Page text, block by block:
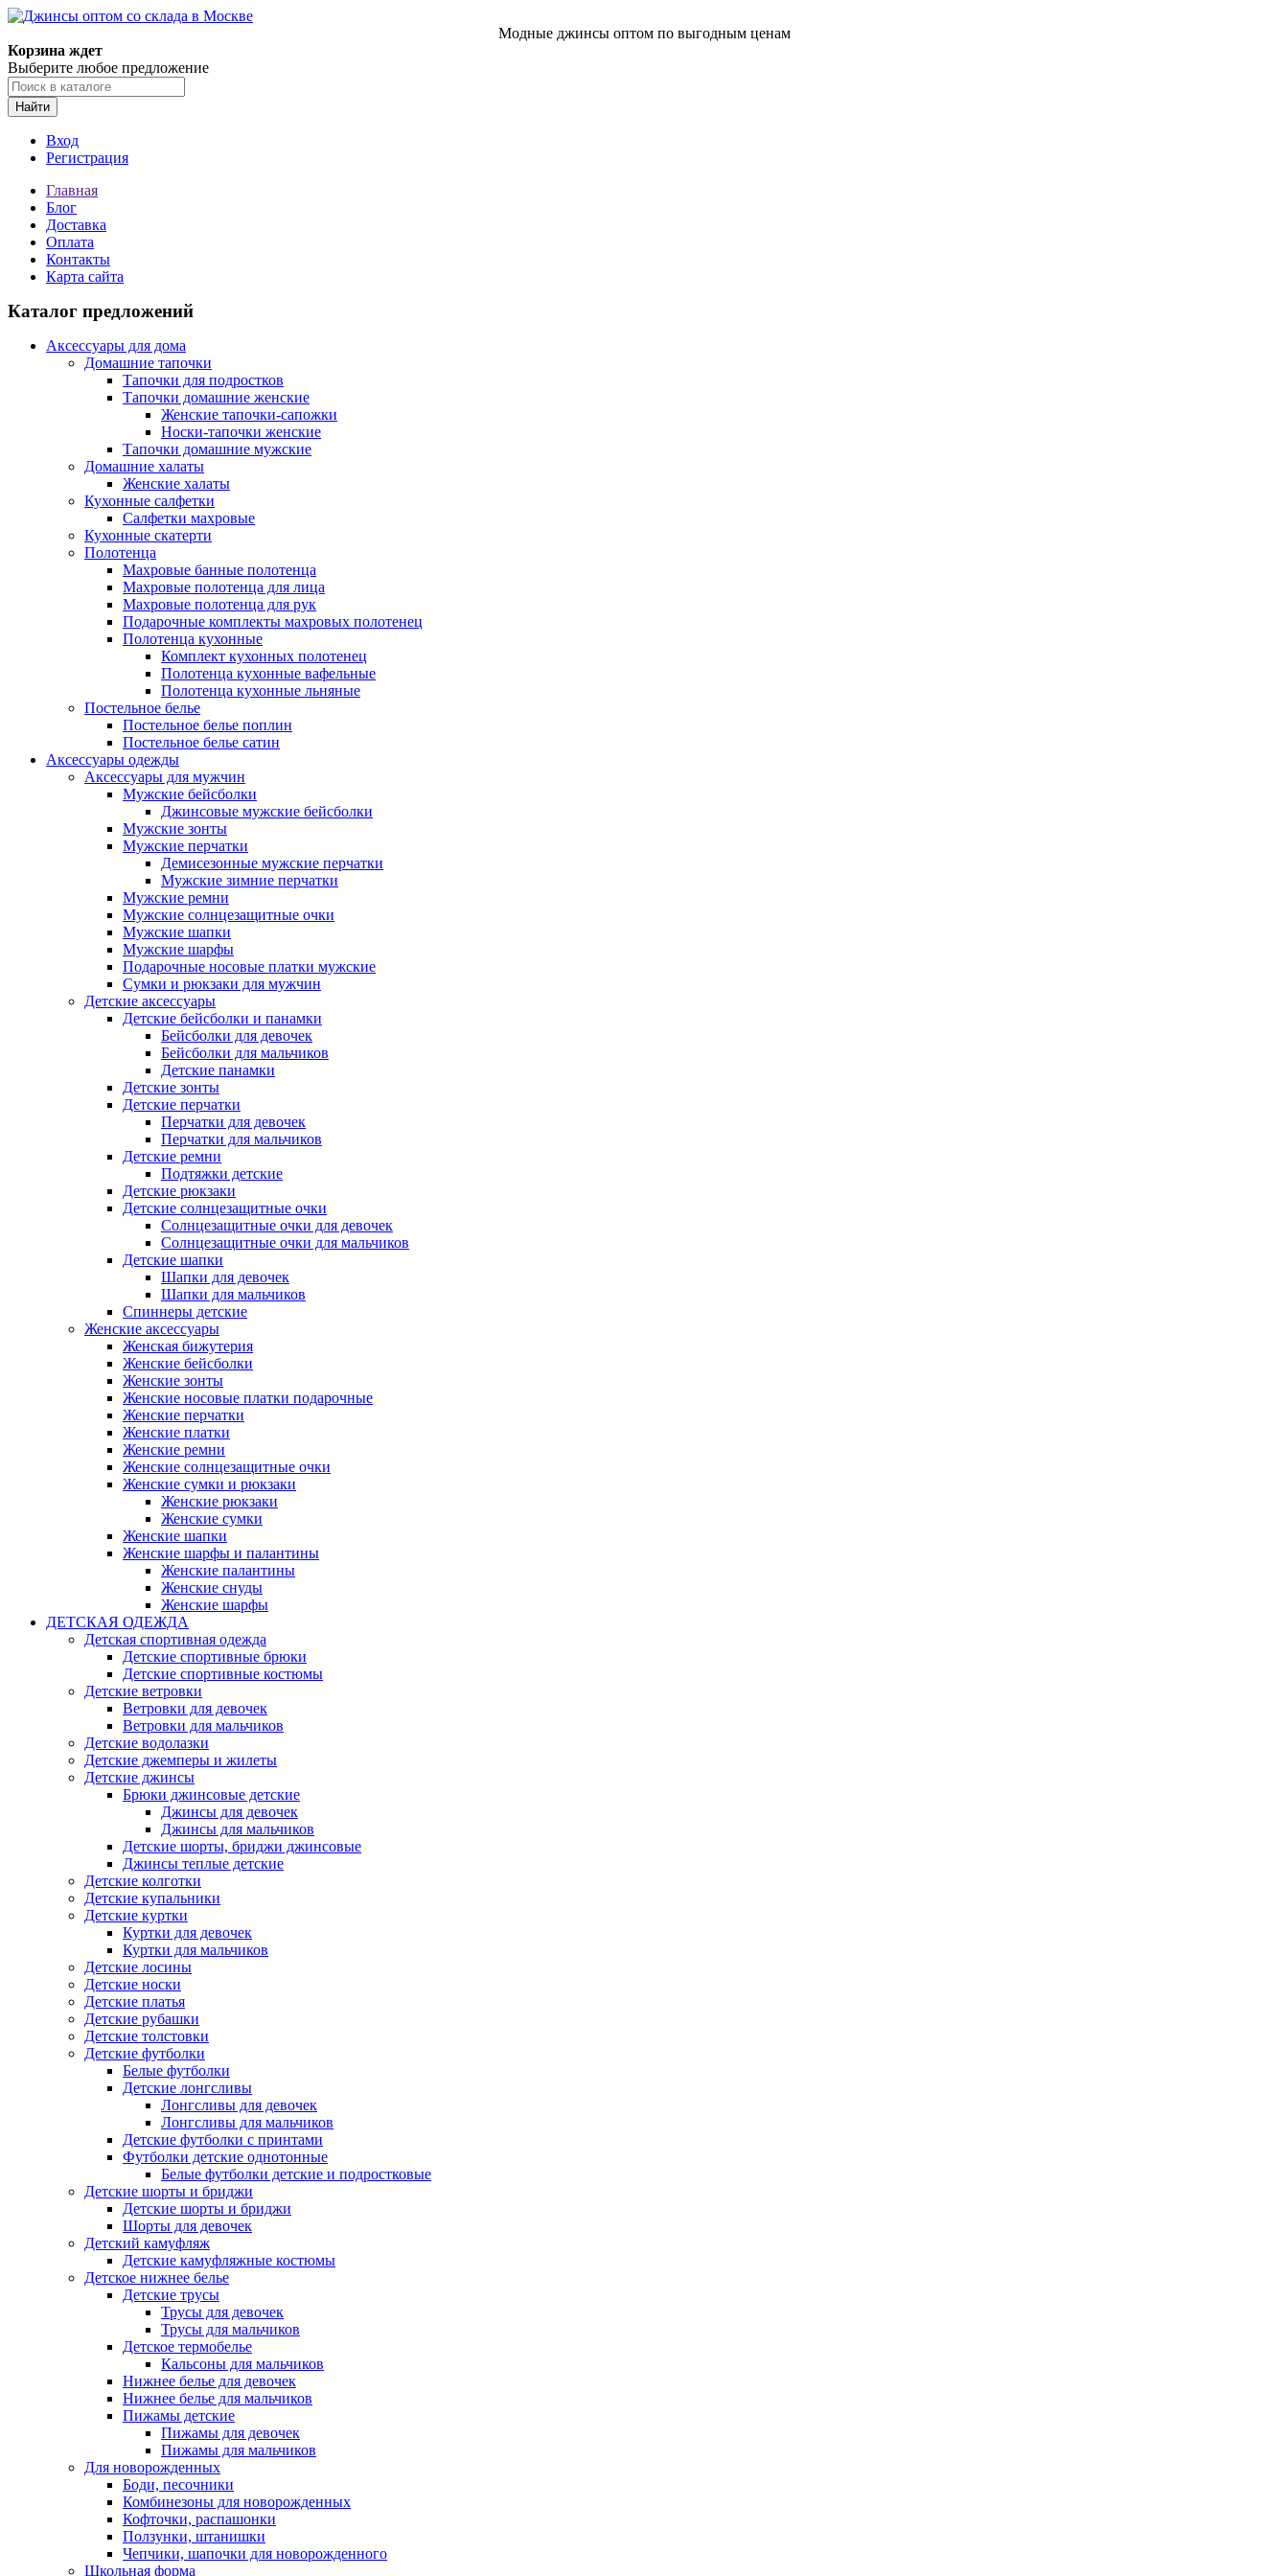
Модные джинсы оптом по выгодным ценам
Корзина ждет
Выберите любое предложение
Найти
Вход
Регистрация
Главная
Блог
Доставка
Оплата
Контакты
Карта сайта
Каталог предложений
Аксессуары для дома
Домашние тапочки
Тапочки для подростков
Тапочки домашние женские
Женские тапочки-сапожки
Носки-тапочки женские
Тапочки домашние мужские
Домашние халаты
Женские халаты
Кухонные салфетки
Салфетки махровые
Кухонные скатерти
Полотенца
Махровые банные полотенца
Махровые полотенца для лица
Махровые полотенца для рук
Подарочные комплекты махровых полотенец
Полотенца кухонные
Комплект кухонных полотенец
Полотенца кухонные вафельные
Полотенца кухонные льняные
Постельное белье
Постельное белье поплин
Постельное белье сатин
Аксессуары одежды
Аксессуары для мужчин
Мужские бейсболки
Джинсовые мужские бейсболки
Мужские зонты
Мужские перчатки
Демисезонные мужские перчатки
Мужские зимние перчатки
Мужские ремни
Мужские солнцезащитные очки
Мужские шапки
Мужские шарфы
Подарочные носовые платки мужские
Сумки и рюкзаки для мужчин
Детские аксессуары
Детские бейсболки и панамки
Бейсболки для девочек
Бейсболки для мальчиков
Детские панамки
Детские зонты
Детские перчатки
Перчатки для девочек
Перчатки для мальчиков
Детские ремни
Подтяжки детские
Детские рюкзаки
Детские солнцезащитные очки
Солнцезащитные очки для девочек
Солнцезащитные очки для мальчиков
Детские шапки
Шапки для девочек
Шапки для мальчиков
Спиннеры детские
Женские аксессуары
Женская бижутерия
Женские бейсболки
Женские зонты
Женские носовые платки подарочные
Женские перчатки
Женские платки
Женские ремни
Женские солнцезащитные очки
Женские сумки и рюкзаки
Женские рюкзаки
Женские сумки
Женские шапки
Женские шарфы и палантины
Женские палантины
Женские снуды
Женские шарфы
ДЕТСКАЯ ОДЕЖДА
Детская спортивная одежда
Детские спортивные брюки
Детские спортивные костюмы
Детские ветровки
Ветровки для девочек
Ветровки для мальчиков
Детские водолазки
Детские джемперы и жилеты
Детские джинсы
Брюки джинсовые детские
Джинсы для девочек
Джинсы для мальчиков
Детские шорты, бриджи джинсовые
Джинсы теплые детские
Детские колготки
Детские купальники
Детские куртки
Куртки для девочек
Куртки для мальчиков
Детские лосины
Детские носки
Детские платья
Детские рубашки
Детские толстовки
Детские футболки
Белые футболки
Детские лонгсливы
Лонгсливы для девочек
Лонгсливы для мальчиков
Детские футболки с принтами
Футболки детские однотонные
Белые футболки детские и подростковые
Детские шорты и бриджи
Детские шорты и бриджи
Шорты для девочек
Детский камуфляж
Детские камуфляжные костюмы
Детское нижнее белье
Детские трусы
Трусы для девочек
Трусы для мальчиков
Детское термобелье
Кальсоны для мальчиков
Нижнее белье для девочек
Нижнее белье для мальчиков
Пижамы детские
Пижамы для девочек
Пижамы для мальчиков
Для новорожденных
Боди, песочники
Комбинезоны для новорожденных
Кофточки, распашонки
Ползунки, штанишки
Чепчики, шапочки для новорожденного
Школьная форма